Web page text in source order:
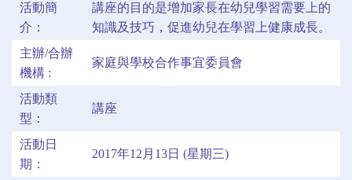
活動簡
介：
講座的目的是增加家長在幼兒學習需要上的
知識及技巧，促進幼兒在學習上健康成長。
主辦/合辦
機構 :
家庭與學校合作事宜委員會
活動類
型：
講座
活動日
期：
2017年12月13日 (星期三)